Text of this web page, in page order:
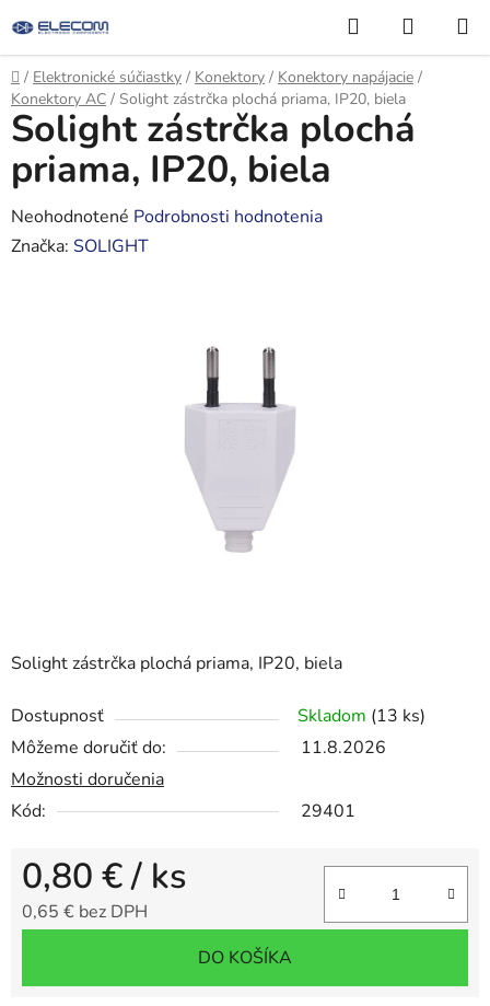
na
obsah
Hľadať
KOŠÍK
Domov
/ Elektronické súčiastky / Konektory / Konektory napájacie /
Konektory AC / Solight zástrčka plochá priama, IP20, biela
Solight zástrčka plochá priama, IP20, biela
Dostupnosť Skladom (13 ks)
Môžeme doručiť do:
11.8.2026
Možnosti doručenia
Kód:
29401
0,80 €/ ks
0,65 € bez DPH
DO KOŠÍKA
Solight zástrčka plochá
priama, IP20, biela
Priemerné
hodnotenie
Neohodnotené Podrobnosti hodnotenia
Značka: SOLIGHT